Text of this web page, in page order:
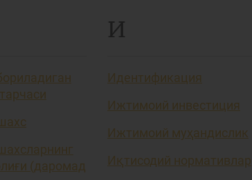
(даромад
И
Идентификация
Ижтимоий инвестиция
Ижтимоий муҳандислик
Иқтисодий нормативлар